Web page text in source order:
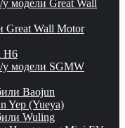
модели Great Wall
Great Wall Motor
H6
у модели SGMW
Baojun
Yep (Yueya)
Wuling